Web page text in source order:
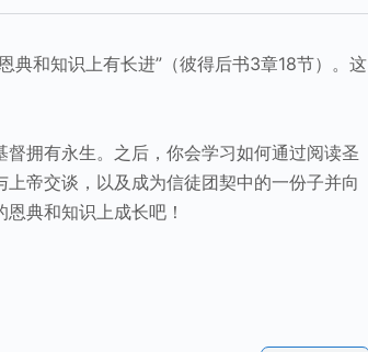
典和知识上有长进”（彼得后书3章18节）。这
拥有永生。之后，你会学习如何通过阅读圣
帝交谈，以及成为信徒团契中的一份子并向
典和知识上成长吧！